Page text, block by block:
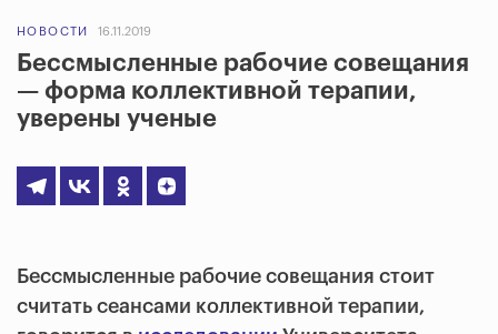
НОВОСТИ 16.11.2019
Бессмысленные рабочие совещания
— форма коллективной терапии,
уверены ученые
Бессмысленные рабочие совещания стоит
считать сеансами коллективной терапии,